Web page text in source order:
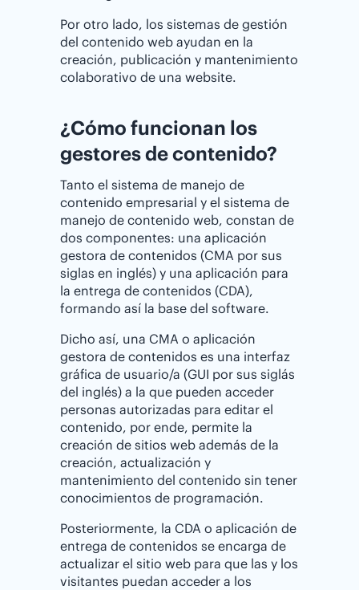
Por otro lado, los sistemas de gestión
del contenido web ayudan en la
creación, publicación y mantenimiento
colaborativo de una website.
¿Cómo funcionan los
gestores de contenido?
Tanto el sistema de manejo de
contenido empresarial y el sistema de
manejo de contenido web, constan de
dos componentes: una aplicación
gestora de contenidos (CMA por sus
siglas en inglés) y una aplicación para
la entrega de contenidos (CDA),
formando así la base del software.
Dicho así, una CMA o aplicación
gestora de contenidos es una interfaz
gráfica de usuario/a (GUI por sus siglás
del inglés) a la que pueden acceder
personas autorizadas para editar el
contenido, por ende, permite la
creación de sitios web además de la
creación, actualización y
mantenimiento del contenido sin tener
conocimientos de programación.
Posteriormente, la CDA o aplicación de
entrega de contenidos se encarga de
actualizar el sitio web para que las y los
visitantes puedan acceder a los